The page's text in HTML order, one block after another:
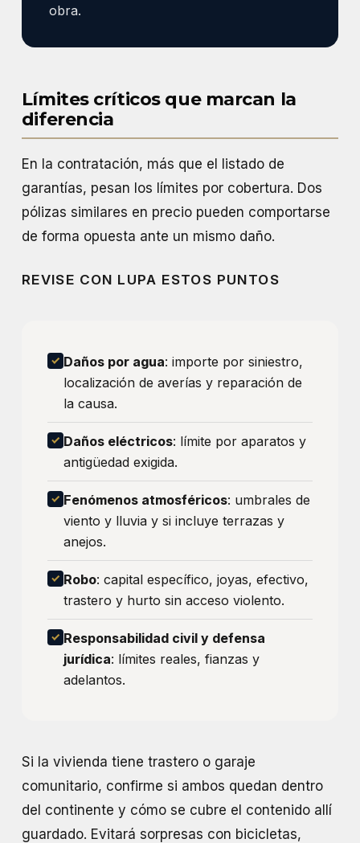
obra.
Límites críticos que marcan la
diferencia
En la contratación, más que el listado de
garantías, pesan los límites por cobertura. Dos
pólizas similares en precio pueden comportarse
de forma opuesta ante un mismo daño.
REVISE CON LUPA ESTOS PUNTOS
Daños por agua: importe por siniestro,
localización de averías y reparación de
la causa.
Daños eléctricos: límite por aparatos y
antigüedad exigida.
Fenómenos atmosféricos: umbrales de
viento y lluvia y si incluye terrazas y
anejos.
Robo: capital específico, joyas, efectivo,
trastero y hurto sin acceso violento.
Responsabilidad civil y defensa
jurídica: límites reales, fianzas y
adelantos.
Si la vivienda tiene trastero o garaje
comunitario, confirme si ambos quedan dentro
del continente y cómo se cubre el contenido allí
guardado. Evitará sorpresas con bicicletas,